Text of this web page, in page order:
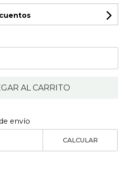
AL CARRITO
envío
CALCULAR